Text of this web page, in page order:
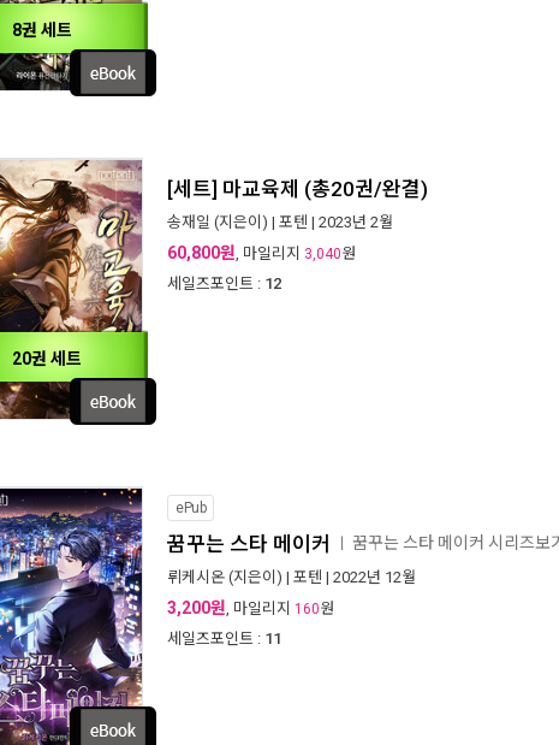
8권 세트
20권 세트
[세트] 마교육제 (총20권/완결)
송재일 (지은이) | 포텐 | 2023년 2월
60,800원, 마일리지 3,040원
세일즈포인트 : 12
ePub
꿈꾸는 스타 메이커 꿈꾸는 스타 메이커 시리즈보기
뤼케시온 (지은이) | 포텐 | 2022년 12월
3,200원, 마일리지 160원
세일즈포인트 : 11